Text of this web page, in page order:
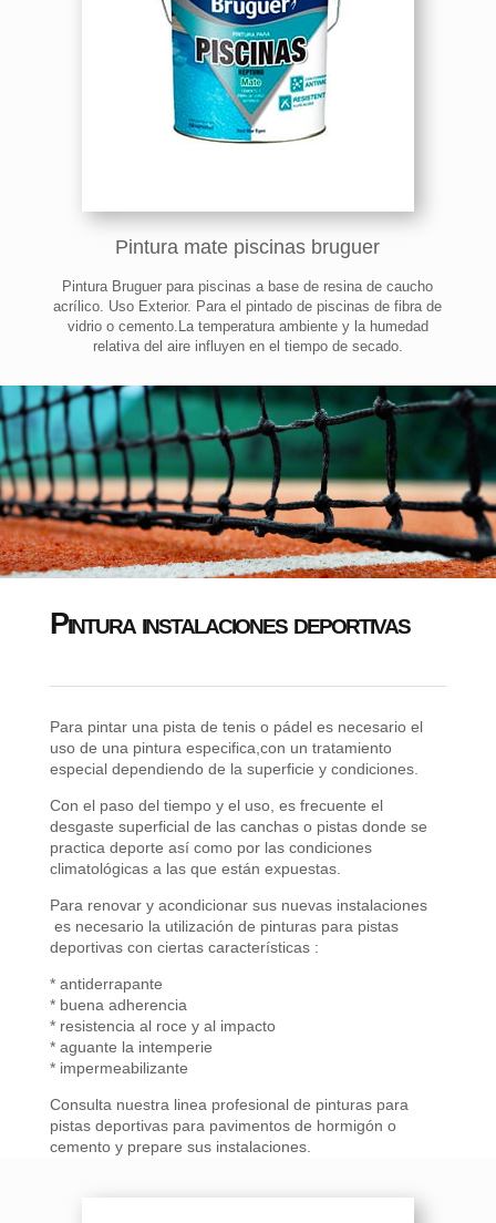
Pintura mate piscinas bruguer
Pintura Bruguer para piscinas a base de resina de caucho
acrílico. Uso Exterior. Para el pintado de piscinas de fibra de
vidrio o cemento.La temperatura ambiente y la humedad
relativa del aire influyen en el tiempo de secado.
Pintura instalaciones deportivas
Para pintar una pista de tenis o pádel es necesario el
uso de una pintura especifica,con un tratamiento
especial dependiendo de la superficie y condiciones.
Con el paso del tiempo y el uso, es frecuente el
desgaste superficial de las canchas o pistas donde se
practica deporte así como por las condiciones
climatológicas a las que están expuestas.
Para renovar y acondicionar sus nuevas instalaciones
es necesario la utilización de pinturas para pistas
deportivas con ciertas características :
* antiderrapante
* buena adherencia
* resistencia al roce y al impacto
* aguante la intemperie
* impermeabilizante
Consulta nuestra linea profesional de pinturas para
pistas deportivas para pavimentos de hormigón o
cemento y prepare sus instalaciones.